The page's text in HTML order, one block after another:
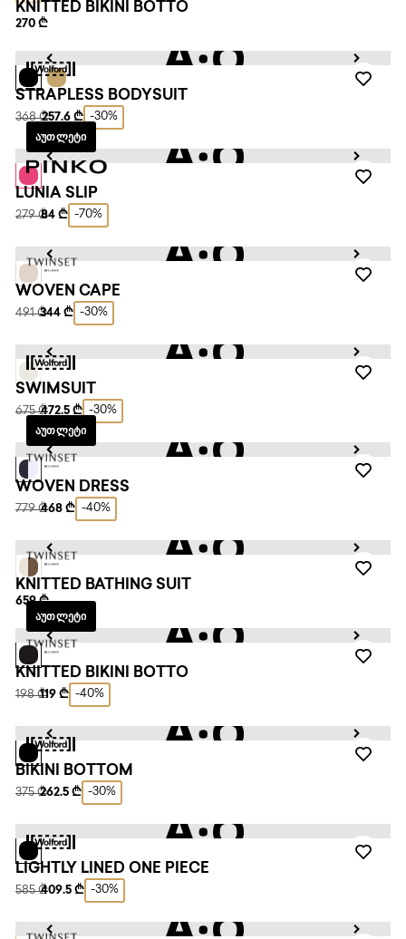
KNITTED BIKINI BOTTO
270 ₾
STRAPLESS BODYSUIT
368 ₾257.6 ₾ -30%
ᲐᲣᲗᲚᲔᲢᲘ
LUNIA SLIP
279 ₾84 ₾ -70%
WOVEN CAPE
491 ₾344 ₾ -30%
SWIMSUIT
675 ₾472.5 ₾ -30%
ᲐᲣᲗᲚᲔᲢᲘ
WOVEN DRESS
779 ₾468 ₾ -40%
KNITTED BATHING SUIT
659 ₾
ᲐᲣᲗᲚᲔᲢᲘ
KNITTED BIKINI BOTTO
198 ₾119 ₾ -40%
BIKINI BOTTOM
375 ₾262.5 ₾ -30%
LIGHTLY LINED ONE PIECE
585 ₾409.5 ₾ -30%